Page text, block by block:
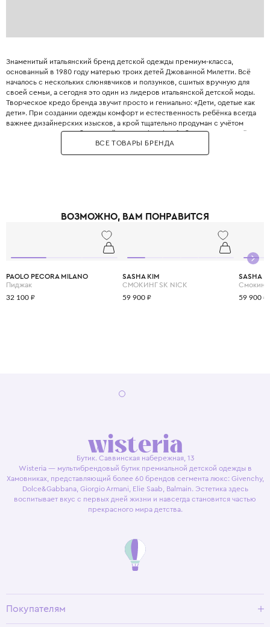
Знаменитый итальянский бренд детской одежды премиум-класса,
основанный в 1980 году матерью троих детей Джованной Милетти. Всё
началось с нескольких слюнявчиков и ползунков, сшитых вручную для
своей семьи, а сегодня это один из лидеров итальянской детской моды.
Творческое кредо бренда звучит просто и гениально: «Дети, одетые как
дети». При создании одежды комфорт и естественность ребёнка всегда
важнее дизайнерских изысков, а крой тщательно продуман с учётом
всех возрастных особенностей. Философия Il Gufo базируется на трёх
китах: качество материалов, продуманность деталей и эксклюзивность,
что сделало бренд эталоном качества. Для пошива одежды
которые ценят настоящее итальянское качество и хотят,, чтобы ребёнок
ВСЕ ТОВАРЫ БРЕНДА
ВОЗМОЖНО, ВАМ ПОНРАВИТСЯ
PAOLO PECORA MILANO
Пиджак
32 100 ₽
SASHA KIM
СМОКИНГ SK NICK
59 900 ₽
SASHA
Смокинг
59 900 ₽
Бутик. Саввинская набережная, 13
Wisteria — мультибрендовый бутик премиальной детской одежды в
Хамовниках, представляющий более 60 брендов сегмента люкс: Givenchy,
Dolce&Gabbana, Giorgio Armani, Elie Saab, Balmain. Эстетика здесь
воспитывает вкус с первых дней жизни и навсегда становится частью
прекрасного мира детства.
Покупателям